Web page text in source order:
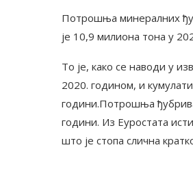
Потрошња минералних
је 10,9 милиона тона у
То је, како се наводи у
2020. годином, и
години.Потрошња
години. Из Еуростата
што је стопа слична